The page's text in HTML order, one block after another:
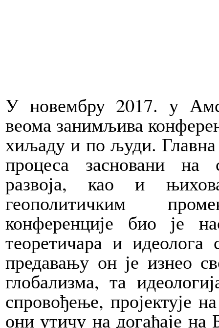
У новембру 2017. у
веома занимљива
хиљаду и по људи. Главна
процеса засновани на
развоја, као и
геополитичким
конференције био је
теоретичара и идеолога
предавању он је изнео
глобализма, та
спровођење, пројектује
они утичу на догађаје